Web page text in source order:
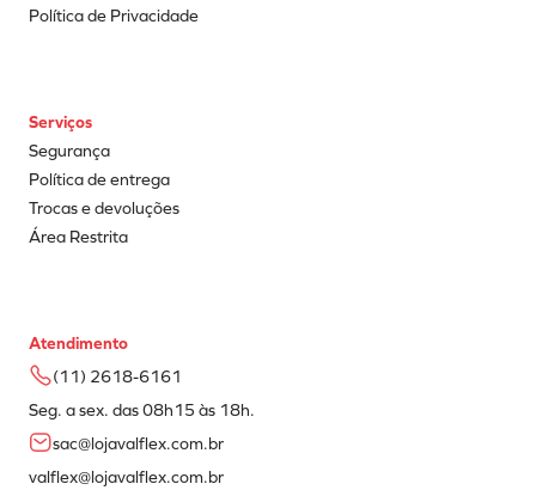
Política de Privacidade
Serviços
Segurança
Política de entrega
Trocas e devoluções
Área Restrita
Atendimento
(11) 2618-6161
Seg. a sex. das 08h15 às 18h.
sac@lojavalflex.com.br
valflex@lojavalflex.com.br